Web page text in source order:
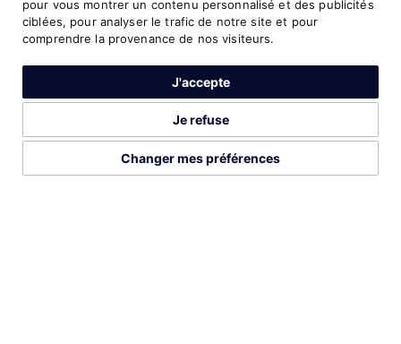
pour vous montrer un contenu personnalisé et des publicités
ciblées, pour analyser le trafic de notre site et pour
comprendre la provenance de nos visiteurs.
J'accepte
Je refuse
Changer mes préférences
7 1:01:19 Half Marathon
7 1:01:19 Half Marathon 2017